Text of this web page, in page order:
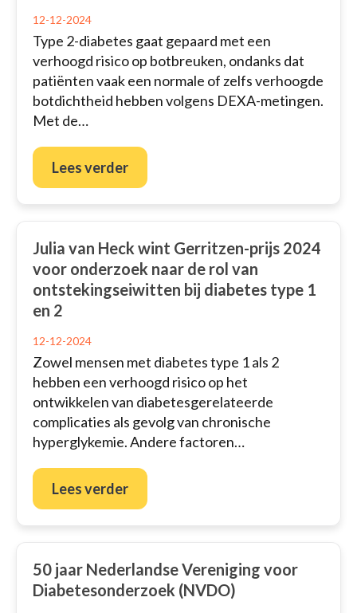
12-12-2024
Type 2-diabetes gaat gepaard met een
verhoogd risico op botbreuken, ondanks dat
patiënten vaak een normale of zelfs verhoogde
botdichtheid hebben volgens DEXA-metingen.
Met de…
Lees verder
Julia van Heck wint Gerritzen-prijs 2024
voor onderzoek naar de rol van
ontstekingseiwitten bij diabetes type 1
en 2
12-12-2024
Zowel mensen met diabetes type 1 als 2
hebben een verhoogd risico op het
ontwikkelen van diabetesgerelateerde
complicaties als gevolg van chronische
hyperglykemie. Andere factoren…
Lees verder
50 jaar Nederlandse Vereniging voor
Diabetesonderzoek (NVDO)